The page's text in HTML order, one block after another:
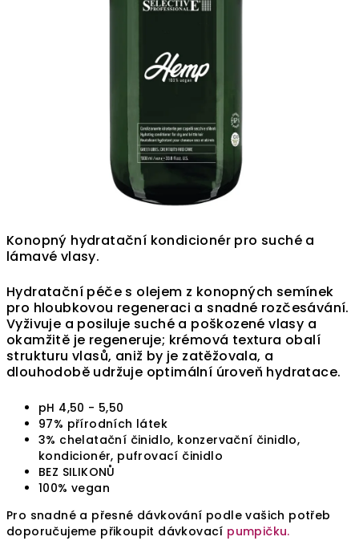
Konopný hydratační kondicionér pro suché a
lámavé vlasy.
Hydratační péče s olejem z konopných semínek
pro hloubkovou regeneraci a snadné rozčesávání.
Vyživuje a posiluje suché a poškozené vlasy a
okamžitě je regeneruje; krémová textura obalí
strukturu vlasů, aniž by je zatěžovala, a
dlouhodobě udržuje optimální úroveň hydratace.
pH 4,50 - 5,50
97% přírodních látek
3% chelatační činidlo, konzervační činidlo,
kondicionér, pufrovací činidlo
BEZ SILIKONŮ
100% vegan
Pro snadné a přesné dávkování podle vašich potřeb
doporučujeme přikoupit dávkovací pumpičku.